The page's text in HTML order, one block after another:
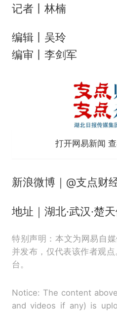
记者丨林楠
编辑丨吴玲
编审丨李剑军
打开网易新闻
新浪微博｜@支点财
地址｜湖北·武汉·楚
特别声明：本文为网易自
并发布，仅代表该作者观
台。
Notice: The content
and videos if any) is